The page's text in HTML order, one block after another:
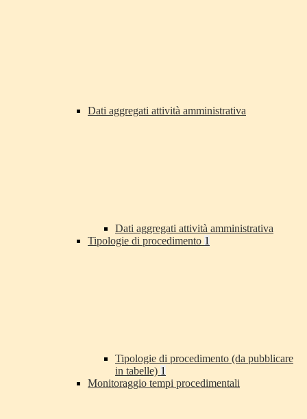
Dati aggregati attività amministrativa
Dati aggregati attività amministrativa
Tipologie di procedimento 1
Tipologie di procedimento (da pubblicare
in tabelle) 1
Monitoraggio tempi procedimentali